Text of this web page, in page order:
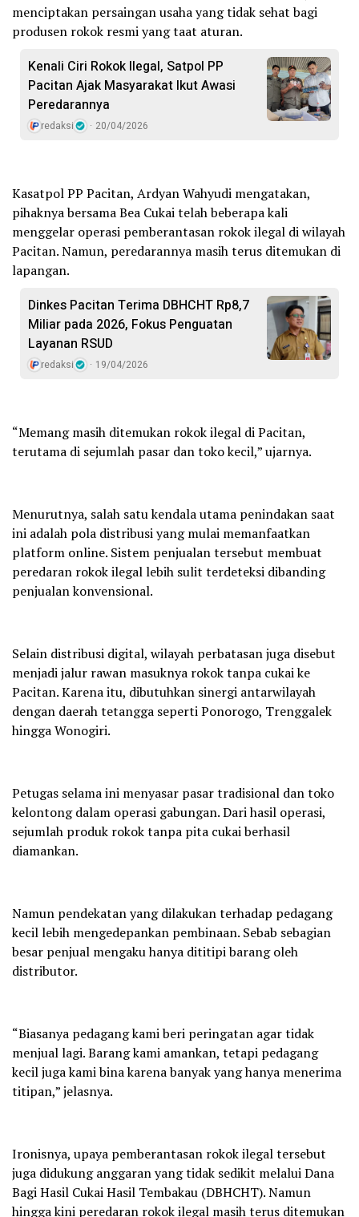
menciptakan persaingan usaha yang tidak sehat bagi
produsen rokok resmi yang taat aturan.
Kenali Ciri Rokok Ilegal, Satpol PP
Pacitan Ajak Masyarakat Ikut Awasi
Peredarannya
redaksi 20/04/2026
Kasatpol PP Pacitan, Ardyan Wahyudi mengatakan,
pihaknya bersama Bea Cukai telah beberapa kali
menggelar operasi pemberantasan rokok ilegal di wilayah
Pacitan. Namun, peredarannya masih terus ditemukan di
lapangan.
Dinkes Pacitan Terima DBHCHT Rp8,7
Miliar pada 2026, Fokus Penguatan
Layanan RSUD
redaksi 19/04/2026
“Memang masih ditemukan rokok ilegal di Pacitan,
terutama di sejumlah pasar dan toko kecil,” ujarnya.
Menurutnya, salah satu kendala utama penindakan saat
ini adalah pola distribusi yang mulai memanfaatkan
platform online. Sistem penjualan tersebut membuat
peredaran rokok ilegal lebih sulit terdeteksi dibanding
penjualan konvensional.
Selain distribusi digital, wilayah perbatasan juga disebut
menjadi jalur rawan masuknya rokok tanpa cukai ke
Pacitan. Karena itu, dibutuhkan sinergi antarwilayah
dengan daerah tetangga seperti Ponorogo, Trenggalek
hingga Wonogiri.
Petugas selama ini menyasar pasar tradisional dan toko
kelontong dalam operasi gabungan. Dari hasil operasi,
sejumlah produk rokok tanpa pita cukai berhasil
diamankan.
Namun pendekatan yang dilakukan terhadap pedagang
kecil lebih mengedepankan pembinaan. Sebab sebagian
besar penjual mengaku hanya dititipi barang oleh
distributor.
“Biasanya pedagang kami beri peringatan agar tidak
menjual lagi. Barang kami amankan, tetapi pedagang
kecil juga kami bina karena banyak yang hanya menerima
titipan,” jelasnya.
Ironisnya, upaya pemberantasan rokok ilegal tersebut
juga didukung anggaran yang tidak sedikit melalui Dana
Bagi Hasil Cukai Hasil Tembakau (DBHCHT). Namun
hingga kini peredaran rokok ilegal masih terus ditemukan